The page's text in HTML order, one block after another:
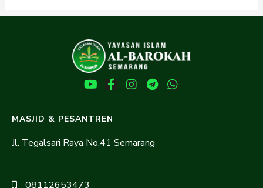
MASJID & PESANTREN
Jl. Tegalsari Raya No.41 Semarang
08112653473